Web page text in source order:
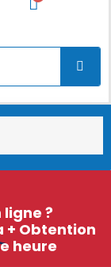
?
+ Obtention
heure